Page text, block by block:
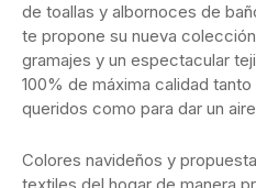
de toallas y albornoces de
te propone su nueva
gramajes y un espectacular
100% de máxima calidad
queridos como para dar un
Colores navideños y